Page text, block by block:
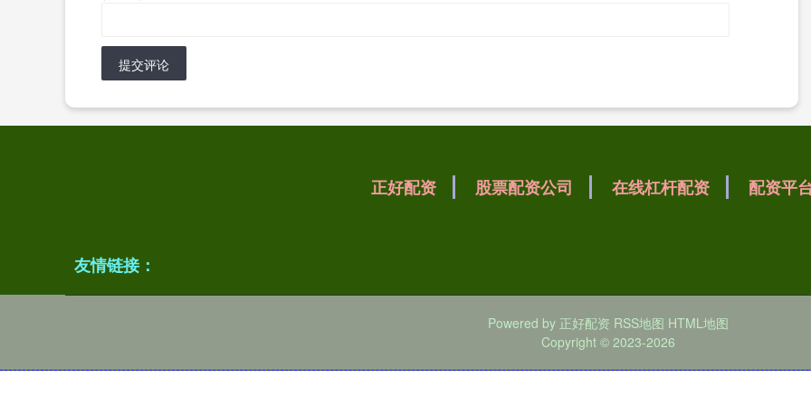
提交评论
正好配资 股票配资公司 在线杠杆配资 配资平
友情链接：
Powered by 正好配资 RSS地图 HTML地图
Copyright © 2023-2026